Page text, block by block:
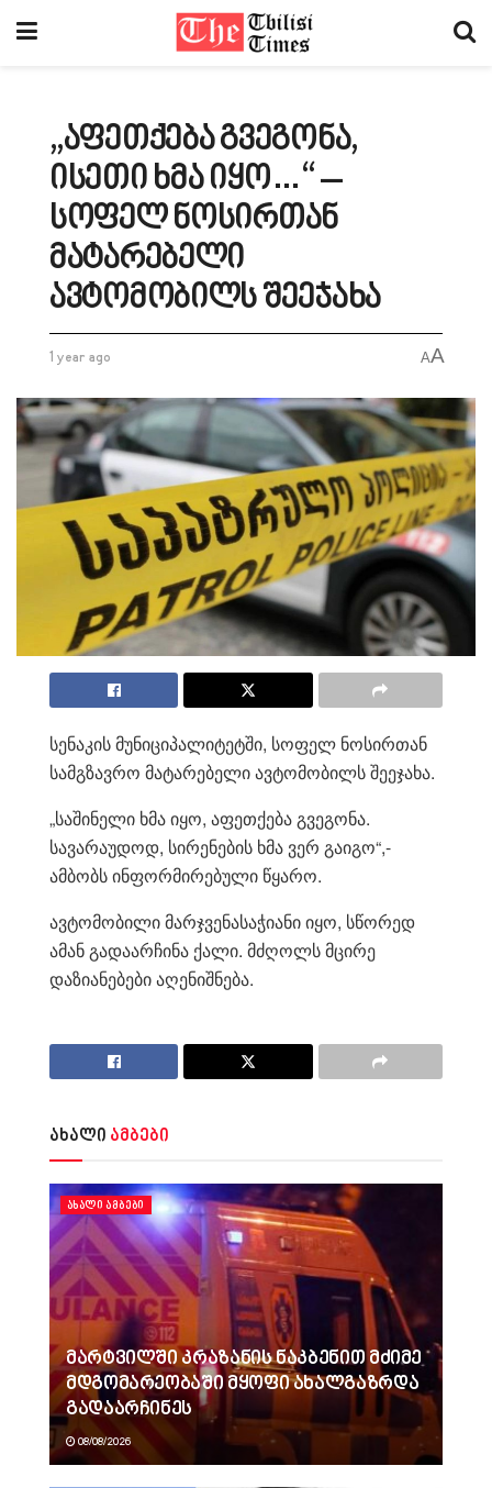
„აფეთქება გვეგონა,
ისეთი ხმა იყო…“ –
სოფელ ნოსირთან
მატარებელი
ავტომობილს შეეჯახა
1 year ago AA
სენაკის მუნიციპალიტეტში, სოფელ ნოსირთან
სამგზავრო მატარებელი ავტომობილს შეეჯახა.
„საშინელი ხმა იყო, აფეთქება გვეგონა.
სავარაუდოდ, სირენების ხმა ვერ გაიგო“,-
ამბობს ინფორმირებული წყარო.
ავტომობილი მარჯვენასაჭიანი იყო, სწორედ
ამან გადაარჩინა ქალი. მძღოლს მცირე
დაზიანებები აღენიშნება.
ახალი ამბები
ᲐᲮᲐᲚᲘ ᲐᲛᲑᲔᲑᲘ
მარტვილში კრაზანის ნაკბენით მძიმე
მდგომარეობაში მყოფი ახალგაზრდა
გადაარჩინეს
08/08/2026